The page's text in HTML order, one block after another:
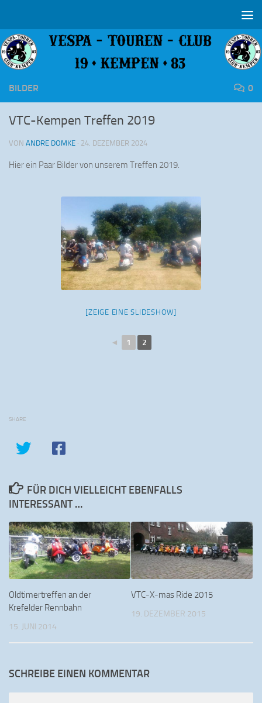
BILDER 0
VTC-Kempen Treffen 2019
VON ANDRE DOMKE · 24. DEZEMBER 2024
Hier ein Paar Bilder von unserem Treffen 2019.
[ZEIGE EINE SLIDESHOW]
◄ 1 2
SHARE
FÜR DICH VIELLEICHT EBENFALLS
INTERESSANT …
Oldtimertreffen an der
Krefelder Rennbahn
15. JUNI 2014
VTC-X-mas Ride 2015
19. DEZEMBER 2015
SCHREIBE EINEN KOMMENTAR